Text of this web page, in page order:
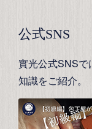
公式SNS
實光公式SNSで
知識をご紹介。